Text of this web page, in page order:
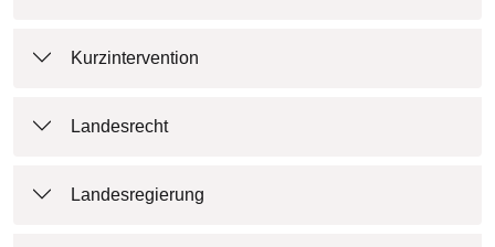
Kurzintervention
Landesrecht
Landesregierung